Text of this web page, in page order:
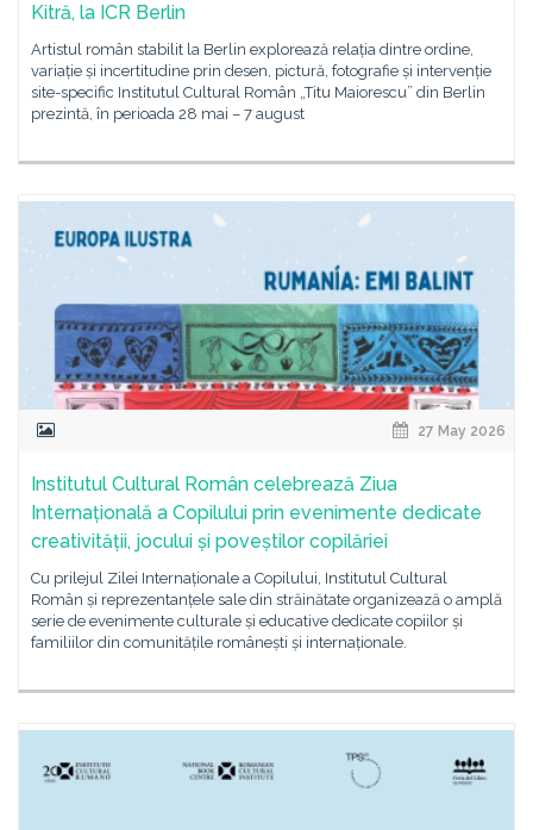
Kitră, la ICR Berlin
Artistul român stabilit la Berlin explorează relația dintre ordine,
variație și incertitudine prin desen, pictură, fotografie și intervenție
site-specific Institutul Cultural Român „Titu Maiorescu” din Berlin
prezintă, în perioada 28 mai – 7 august
27 May 2026
Institutul Cultural Român celebrează Ziua
Internațională a Copilului prin evenimente dedicate
creativității, jocului și poveștilor copilăriei
Cu prilejul Zilei Internaționale a Copilului, Institutul Cultural
Român și reprezentanțele sale din străinătate organizează o amplă
serie de evenimente culturale și educative dedicate copiilor și
familiilor din comunitățile românești și internaționale.